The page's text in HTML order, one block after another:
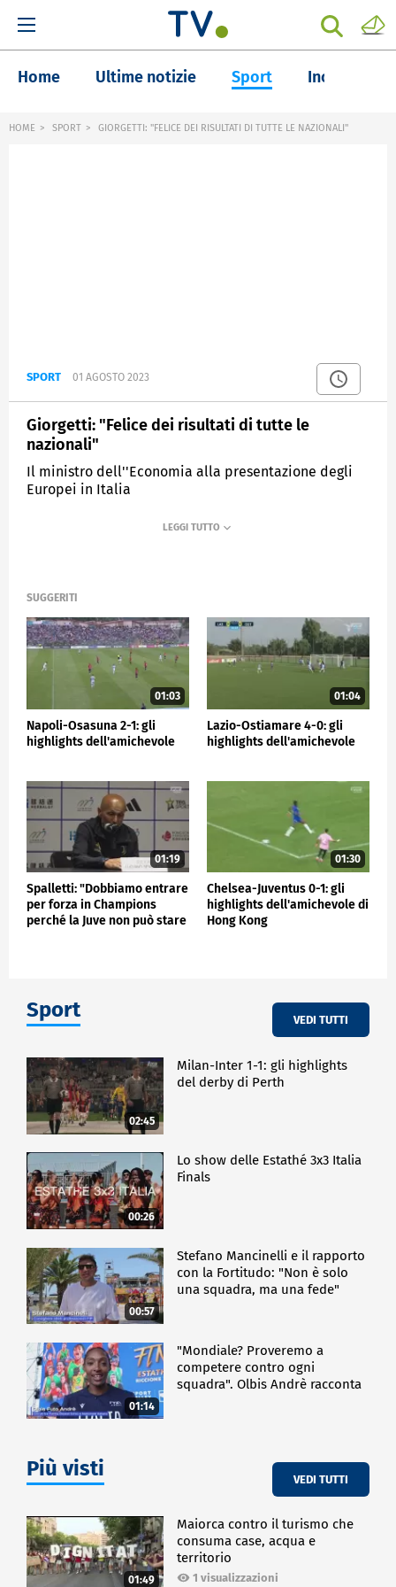
Home Ultime notizie Sport Inchieste
HOME SPORT GIORGETTI: "FELICE DEI RISULTATI DI TUTTE LE NAZIONALI"
SPORT 01 AGOSTO 2023
Giorgetti: "Felice dei risultati di tutte le
nazionali"
Il ministro dell''Economia alla presentazione degli
Europei in Italia
SPORTMEDIASET
SUGGERITI
01:03
Napoli-Osasuna 2-1: gli
highlights dell'amichevole
01:04
Lazio-Ostiamare 4-0: gli
highlights dell'amichevole
01:19
Spalletti: "Dobbiamo entrare
per forza in Champions
perché la Juve non può stare
01:30
Chelsea-Juventus 0-1: gli
highlights dell'amichevole di
Hong Kong
Sport VEDI TUTTI
02:45
Milan-Inter 1-1: gli highlights
del derby di Perth
00:26
Lo show delle Estathé 3x3 Italia
Finals
00:57
Stefano Mancinelli e il rapporto
con la Fortitudo: "Non è solo
una squadra, ma una fede"
01:14
"Mondiale? Proveremo a
competere contro ogni
squadra". Olbis Andrè racconta
Più visti VEDI TUTTI
01:49
Maiorca contro il turismo che
consuma case, acqua e
territorio
1 visualizzazioni